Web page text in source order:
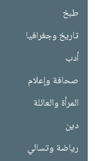
طبخ
تاريخ وجغرافيا
أدب
صحافة وإعلام
المرأة والعائلة
دين
رياضة وتسالي